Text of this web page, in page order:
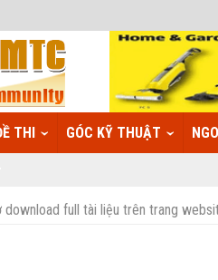
THI GÓC KỸ THUẬT
download full tài liệu trên trang